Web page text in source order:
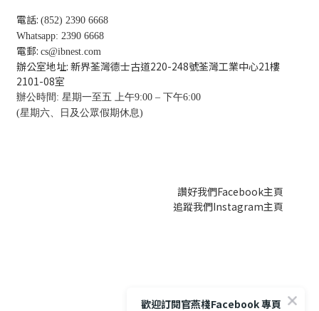
電話: (852) 2390 6668
Whatsapp: 2390 6668
電郵: cs@ibnest.com
辦公室地址: 新界荃灣德士古道220-248號荃灣工業中心21樓
2101-08室
辦公時間: 星期一至五 上午9:00 – 下午6:00
(星期六、日及公眾假期休息)
讚好我們Facebook主頁
追蹤我們Instagram主頁
歡迎訂閱官燕棧Facebook 專頁